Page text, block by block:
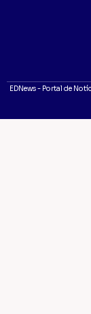
EDNews - Portal de